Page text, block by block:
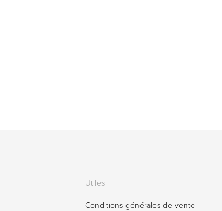
Utiles
Conditions générales de vente